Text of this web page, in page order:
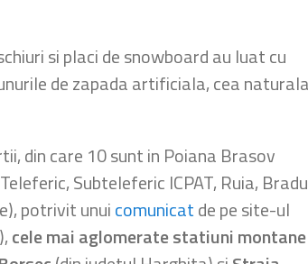
si placi de snowboard au luat cu
de zapada artificiala, cea naturala
din care 10 sunt in Poiana Brasov
Subteleferic ICPAT, Ruia,
potrivit unuicomunicatde pe site-ul
cele mai aglomerate statiuni montane